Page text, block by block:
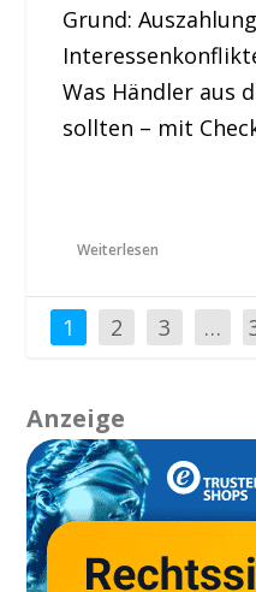
Grund:
Was Händler aus
sollten – mit
Weiterlesen
1 2 3 …
Anzeige